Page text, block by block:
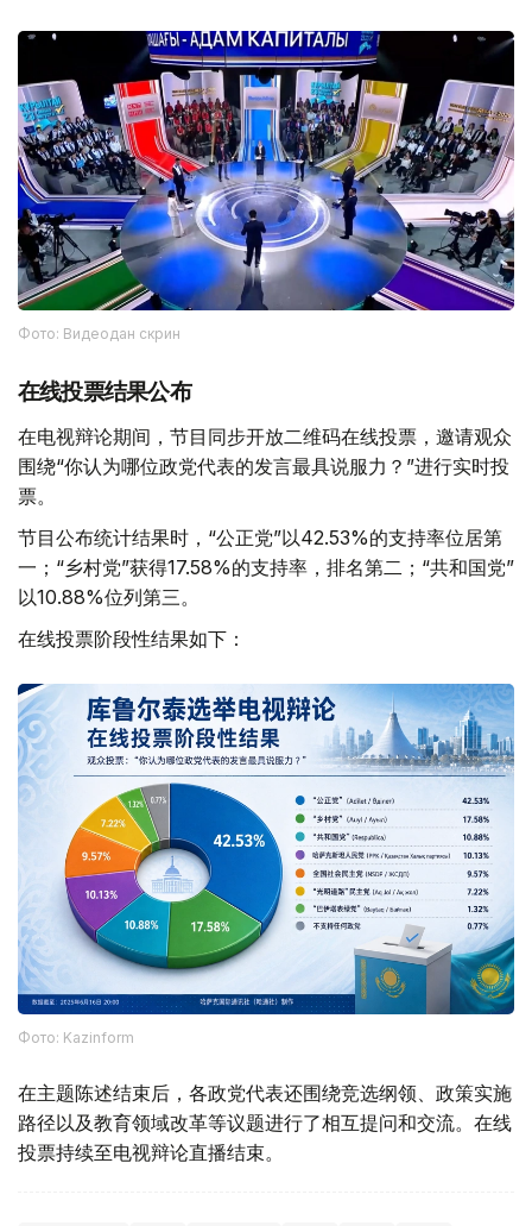
Фото: Видеодан скрин
在线投票结果公布
在电视辩论期间，节目同步开放二维码在线投票，邀请观众
围绕“你认为哪位政党代表的发言最具说服力？”进行实时投
票。
节目公布统计结果时，“公正党”以42.53%的支持率位居第
一；“乡村党”获得17.58%的支持率，排名第二；“共和国党”
以10.88%位列第三。
在线投票阶段性结果如下：
Фото: Kazinform
在主题陈述结束后，各政党代表还围绕竞选纲领、政策实施
路径以及教育领域改革等议题进行了相互提问和交流。在线
投票持续至电视辩论直播结束。